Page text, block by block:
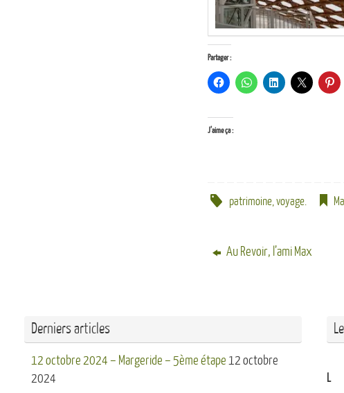
Partager :
J’aime ça :
patrimoine, voyage.
Au Revoir, l’ami Max
Derniers articles
12 octobre 2024 – Margeride – 5ème étape 12 octobre
2024
L